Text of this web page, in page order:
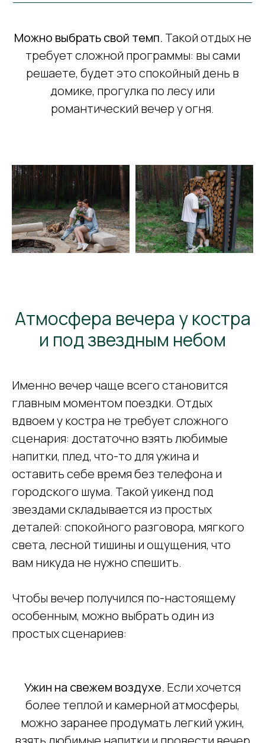
Можно выбрать свой темп. Такой отдых не
требует сложной программы: вы сами
решаете, будет это спокойный день в
домике, прогулка по лесу или
романтический вечер у огня.
Атмосфера вечера у костра
и под звездным небом
Именно вечер чаще всего становится
главным моментом поездки. Отдых
вдвоем у костра не требует сложного
сценария: достаточно взять любимые
напитки, плед, что-то для ужина и
оставить себе время без телефона и
городского шума. Такой уикенд под
звездами складывается из простых
деталей: спокойного разговора, мягкого
света, лесной тишины и ощущения, что
вам никуда не нужно спешить.
Чтобы вечер получился по-настоящему
особенным, можно выбрать один из
простых сценариев:
Ужин на свежем воздухе. Если хочется
более теплой и камерной атмосферы,
можно заранее продумать легкий ужин,